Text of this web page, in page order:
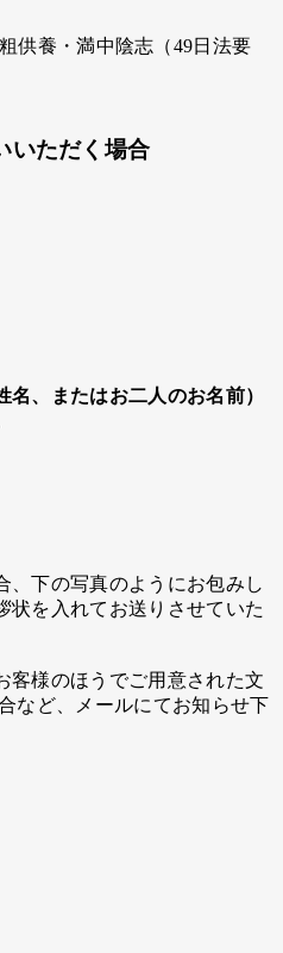
供養・満中陰志（49日法要
いただく場合
、またはお二人のお名前）
、下の写真のようにお包みし
状を入れてお送りさせていた
様のほうでご用意された文
など、メールにてお知らせ下